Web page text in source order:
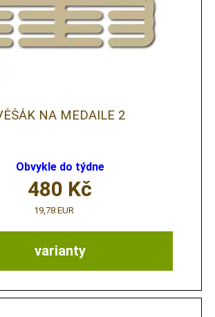
NA MEDAILE 2
Obvykle do týdne
varianty
480 Kč
19,78 EUR